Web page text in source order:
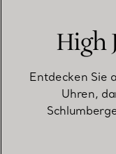
High
Entdecken Sie
Uhren,